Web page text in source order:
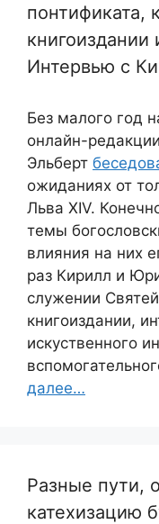
понтификата,
Интервью с
Без малого год
онлайн-
Эльберт
ожиданиях от
Льва XIV.
темы
влияния на них
раз Кирилл и
служении
книгоиздании,
искуственного
далее…
Разные пути,
катехизацию